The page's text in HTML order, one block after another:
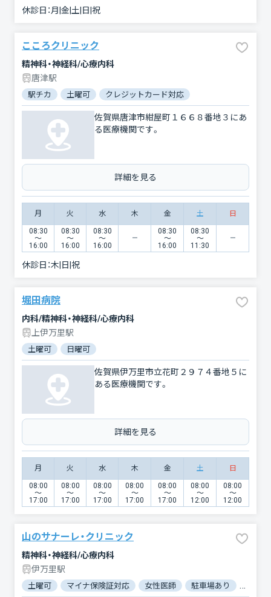
休診日：月|金|土|日|祝
こころクリニック
精神科・神経科/心療内科
唐津駅
駅チカ 土曜可 クレジットカード対応
佐賀県唐津市紺屋町１６６８番地３にあ
る医療機関です。
詳細を見る
月 火 水 木 金 土 日
08:30
〜
16:00
08:30
〜
16:00
08:30
〜
16:00
08:30
〜
16:00
08:30
〜
11:30
休診日：木|日|祝
堀田病院
内科/精神科・神経科/心療内科
上伊万里駅
土曜可 日曜可
佐賀県伊万里市立花町２９７４番地５に
ある医療機関です。
詳細を見る
月 火 水 木 金 土 日
08:00
〜
17:00
08:00
〜
17:00
08:00
〜
17:00
08:00
〜
17:00
08:00
〜
17:00
08:00
〜
12:00
08:00
〜
12:00
山のサナーレ・クリニック
精神科・神経科/心療内科
伊万里駅
土曜可 マイナ保険証対応 女性医師 駐車場あり